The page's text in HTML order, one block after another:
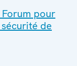
pour
de